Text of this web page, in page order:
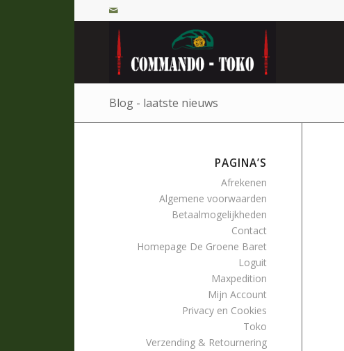
Blog - laatste nieuws
PAGINA’S
Afrekenen
Algemene voorwaarden
Betaalmogelijkheden
Contact
Homepage De Groene Baret
Loguit
Maxpedition
Mijn Account
Privacy en Cookies
Toko
Verzending & Retournering